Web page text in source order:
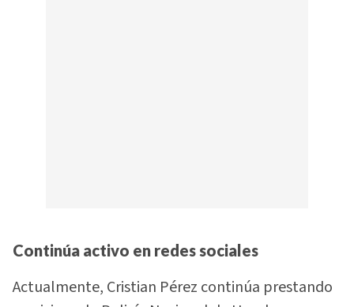
Continúa activo en redes sociales
Actualmente, Cristian Pérez continúa prestando